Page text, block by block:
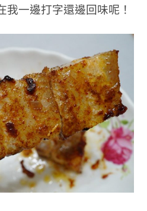
我一邊打字還邊回味呢！